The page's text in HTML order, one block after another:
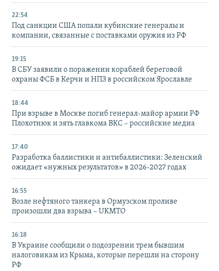
22:54
Под санкции США попали кубинские генералы и
компании, связанные с поставками оружия из РФ
19:15
В СБУ заявили о поражении кораблей береговой
охраны ФСБ в Керчи и НПЗ в российском Ярославле
18:44
При взрыве в Москве погиб генерал-майор армии РФ
Плохотнюк и зять главкома ВКС – российские медиа
17:40
Разработка баллистики и антибаллистики: Зеленский
ожидает «нужных результатов» в 2026-2027 годах
16:55
Возле нефтяного танкера в Ормузском проливе
произошли два взрыва – UKMTO
16:18
В Украине сообщили о подозрении трем бывшим
налоговикам из Крыма, которые перешли на сторону
РФ